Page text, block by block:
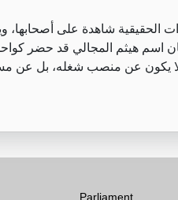
الحقيقية شاهدة على
اسم هيثم المجالي قد حضر
يكون عن منصب شغله، بل عن
Parliament